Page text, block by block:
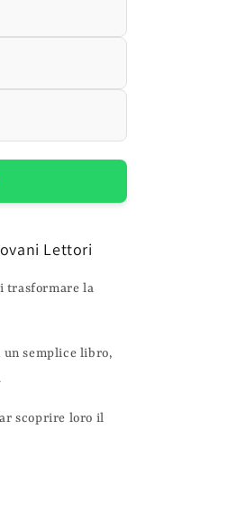
Lettori
trasformare la
un semplice libro,
scoprire loro il